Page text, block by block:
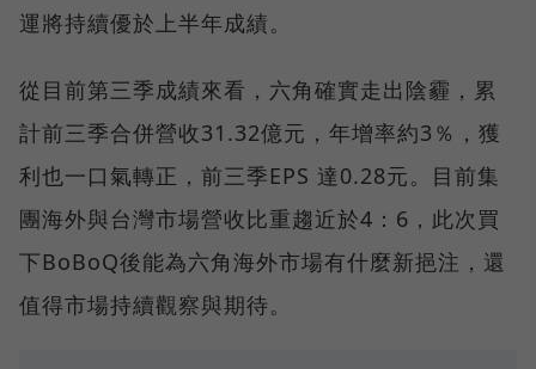
運將持續優於上半年成績。
從目前第三季成績來看，六角確實走出陰霾，累
計前三季合併營收31.32億元，年增率約3％，獲
利也一口氣轉正，前三季EPS 達0.28元。目前集
團海外與台灣市場營收比重趨近於4：6，此次買
下BoBoQ後能為六角海外市場有什麼新挹注，還
值得市場持續觀察與期待。